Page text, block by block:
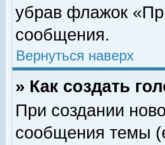
убрав флажок
сообщения.
Вернуться наверх
» Как создать
При создании
сообщения темы